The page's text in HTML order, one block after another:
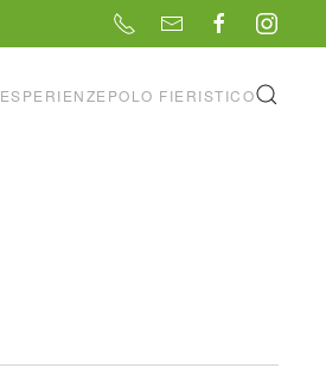
ESPERIENZE POLO FIERISTICO